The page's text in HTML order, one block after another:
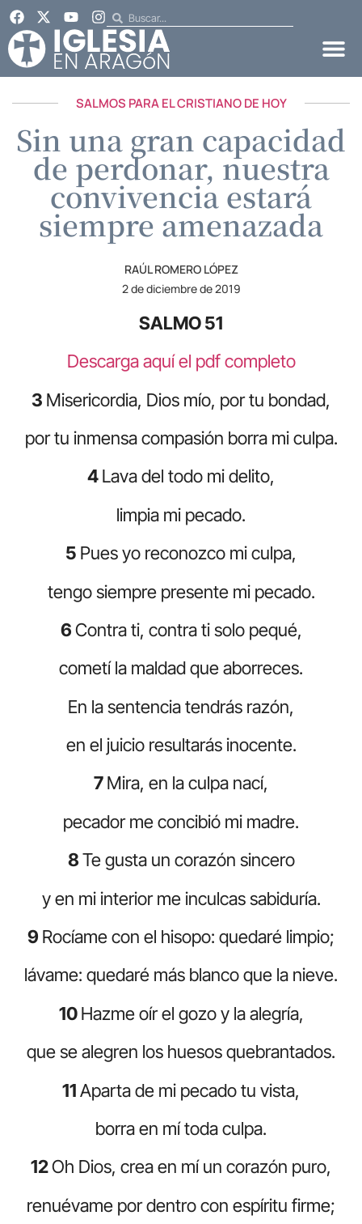
SALMOS PARA EL CRISTIANO DE HOY
Sin una gran capacidad
de perdonar, nuestra
convivencia estará
siempre amenazada
RAÚL ROMERO LÓPEZ
2 de diciembre de 2019
SALMO 51
Descarga aquí el pdf completo
3 Misericordia, Dios mío, por tu bondad,
por tu inmensa compasión borra mi culpa.
4Lava del todo mi delito,
limpia mi pecado.
5 Pues yo reconozco mi culpa,
tengo siempre presente mi pecado.
6Contra ti, contra ti solo pequé,
cometí la maldad que aborreces.
En la sentencia tendrás razón,
en el juicio resultarás inocente.
7Mira, en la culpa nací,
pecador me concibió mi madre.
8Te gusta un corazón sincero
y en mi interior me inculcas sabiduría.
9 Rocíame con el hisopo: quedaré limpio;
lávame: quedaré más blanco que la nieve.
10Hazme oír el gozo y la alegría,
que se alegren los huesos quebrantados.
11Aparta de mi pecado tu vista,
borra en mí toda culpa.
12Oh Dios, crea en mí un corazón puro,
renuévame por dentro con espíritu firme;